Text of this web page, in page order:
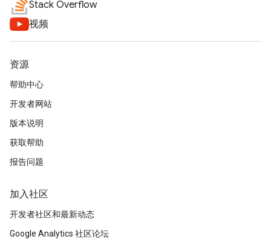
Stack Overflow
视频
资源
帮助中心
开发者网站
版本说明
获取帮助
报告问题
加入社区
开发者社区和最新动态
Google Analytics 社区论坛